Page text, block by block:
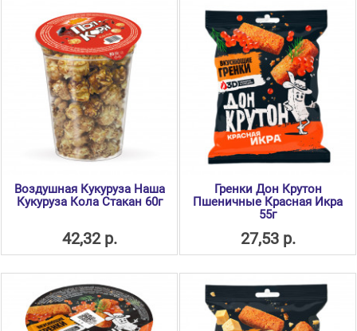
Воздушная Кукуруза Наша
Кукуруза Кола Стакан 60г
42,32 р.
Гренки Дон Крутон
Пшеничные Красная Икра
55г
27,53 р.